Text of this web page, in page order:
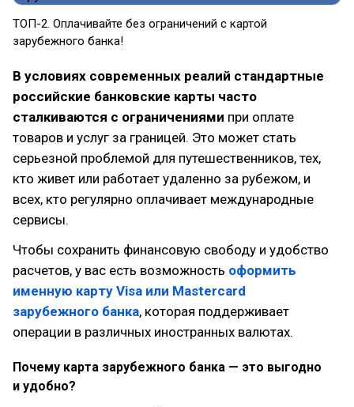
ТОП-2. Оплачивайте без ограничений с картой
зарубежного банка!
В условиях современных реалий стандартные
российские банковские карты часто
сталкиваются с ограничениями при оплате
товаров и услуг за границей. Это может стать
серьезной проблемой для путешественников, тех,
кто живет или работает удаленно за рубежом, и
всех, кто регулярно оплачивает международные
сервисы.
Чтобы сохранить финансовую свободу и удобство
расчетов, у вас есть возможность оформить
именную карту Visa или Mastercard
зарубежного банка, которая поддерживает
операции в различных иностранных валютах.
Почему карта зарубежного банка — это выгодно
и удобно?